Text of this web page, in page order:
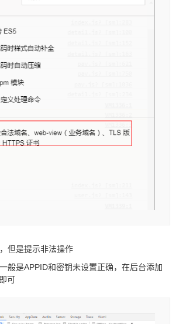
但是提示非法操作
般是APPID和密钥未设置正确，在后台添加
可